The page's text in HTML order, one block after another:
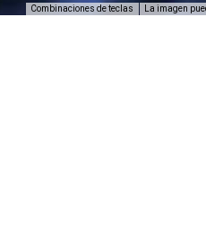
Combinaciones de teclas La imagen